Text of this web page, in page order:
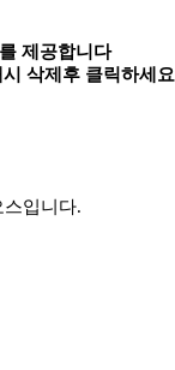
제공합니다
삭제후 클릭하세요
스입니다.